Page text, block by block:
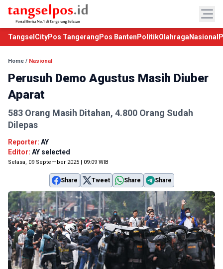
TangselCityPos Tangerang Pos Banten PolitikOlahraga Nasional
Home / Nasional
Perusuh Demo Agustus Masih Diuber
Aparat
583 Orang Masih Ditahan, 4.800 Orang Sudah
Dilepas
Reporter: AY
Editor: AY selected
Selasa, 09 September 2025 | 09:09 WIB
Share Tweet Share Share